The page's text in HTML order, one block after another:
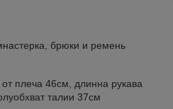
брюки и ремень
плеча 46см, длинна рукава
талии 37см